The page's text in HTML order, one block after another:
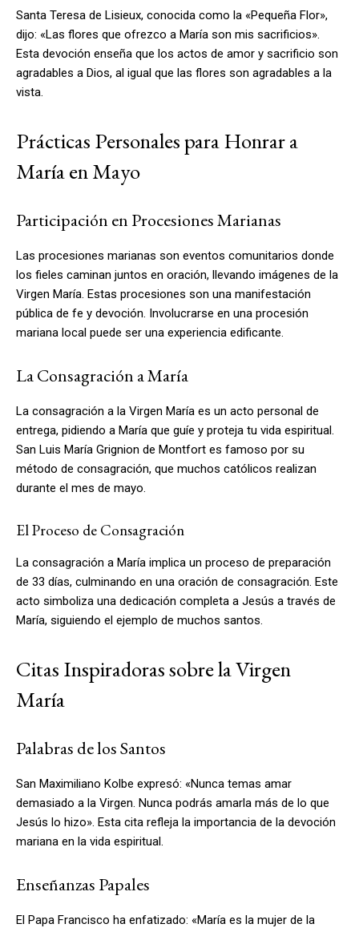
Santa Teresa de Lisieux, conocida como la «Pequeña Flor»,
dijo: «Las flores que ofrezco a María son mis sacrificios».
Esta devoción enseña que los actos de amor y sacrificio son
agradables a Dios, al igual que las flores son agradables a la
vista.
Prácticas Personales para Honrar a
María en Mayo
Participación en Procesiones Marianas
Las procesiones marianas son eventos comunitarios donde
los fieles caminan juntos en oración, llevando imágenes de la
Virgen María. Estas procesiones son una manifestación
pública de fe y devoción. Involucrarse en una procesión
mariana local puede ser una experiencia edificante.
La Consagración a María
La consagración a la Virgen María es un acto personal de
entrega, pidiendo a María que guíe y proteja tu vida espiritual.
San Luis María Grignion de Montfort es famoso por su
método de consagración, que muchos católicos realizan
durante el mes de mayo.
El Proceso de Consagración
La consagración a María implica un proceso de preparación
de 33 días, culminando en una oración de consagración. Este
acto simboliza una dedicación completa a Jesús a través de
María, siguiendo el ejemplo de muchos santos.
Citas Inspiradoras sobre la Virgen
María
Palabras de los Santos
San Maximiliano Kolbe expresó: «Nunca temas amar
demasiado a la Virgen. Nunca podrás amarla más de lo que
Jesús lo hizo». Esta cita refleja la importancia de la devoción
mariana en la vida espiritual.
Enseñanzas Papales
El Papa Francisco ha enfatizado: «María es la mujer de la